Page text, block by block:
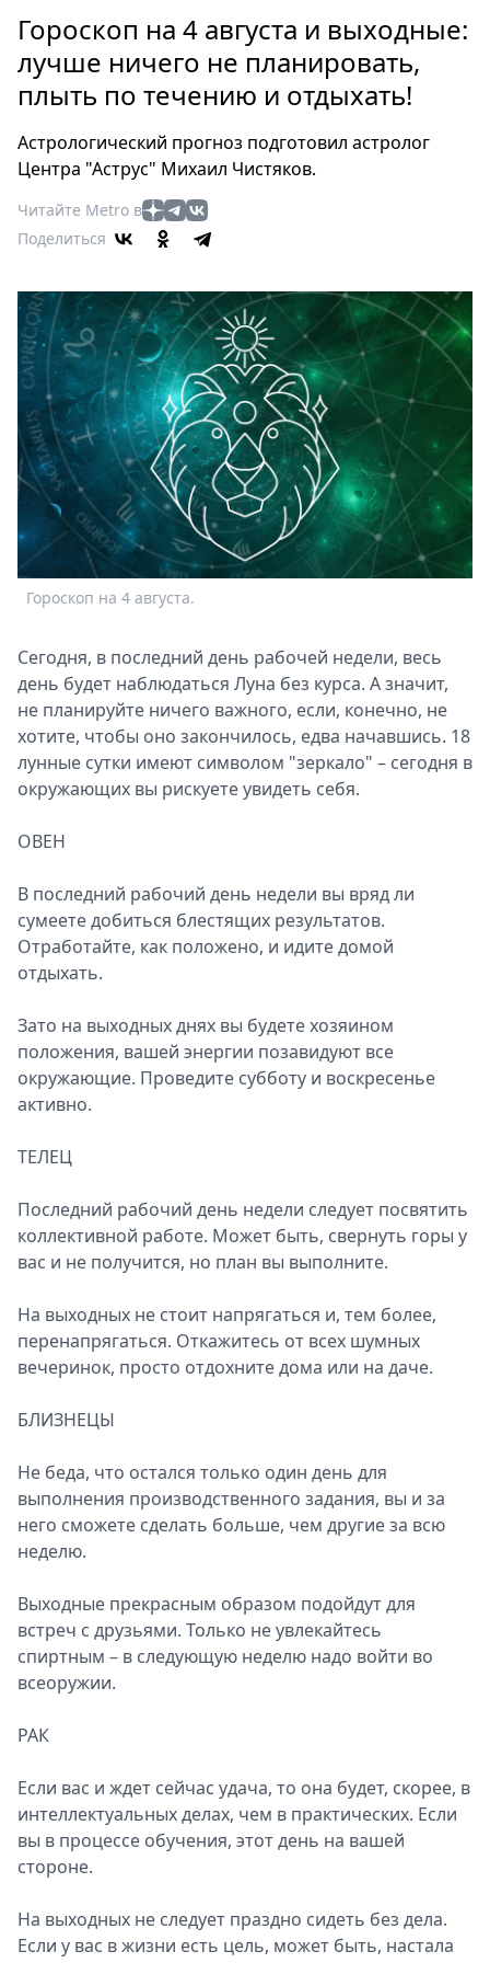
Россия
Мир
Здоровье
Туризм
Мода
Театр
Кино
Книги
Выставки
Пресс-
релизы
О
Metro
Стримы
Спецпроекты
Звезды
Выборы
2026
Гороскоп на 4 августа и выходные:
лучше ничего не планировать,
плыть по течению и отдыхать!
Астрологический прогноз подготовил астролог
Центра "Аструс" Михаил Чистяков.
Читайте Metro в
Поделиться
Гороскоп на 4 августа.
Сегодня, в последний день рабочей недели, весь
день будет наблюдаться Луна без курса. А значит,
не планируйте ничего важного, если, конечно, не
хотите, чтобы оно закончилось, едва начавшись. 18
лунные сутки имеют символом "зеркало" – сегодня в
окружающих вы рискуете увидеть себя.
ОВЕН
В последний рабочий день недели вы вряд ли
сумеете добиться блестящих результатов.
Отработайте, как положено, и идите домой
отдыхать.
Зато на выходных днях вы будете хозяином
положения, вашей энергии позавидуют все
окружающие. Проведите субботу и воскресенье
активно.
ТЕЛЕЦ
Последний рабочий день недели следует посвятить
коллективной работе. Может быть, свернуть горы у
вас и не получится, но план вы выполните.
На выходных не стоит напрягаться и, тем более,
перенапрягаться. Откажитесь от всех шумных
вечеринок, просто отдохните дома или на даче.
БЛИЗНЕЦЫ
Не беда, что остался только один день для
выполнения производственного задания, вы и за
него сможете сделать больше, чем другие за всю
неделю.
Выходные прекрасным образом подойдут для
встреч с друзьями. Только не увлекайтесь
спиртным – в следующую неделю надо войти во
всеоружии.
РАК
Если вас и ждет сейчас удача, то она будет, скорее, в
интеллектуальных делах, чем в практических. Если
вы в процессе обучения, этот день на вашей
стороне.
На выходных не следует праздно сидеть без дела.
Если у вас в жизни есть цель, может быть, настала